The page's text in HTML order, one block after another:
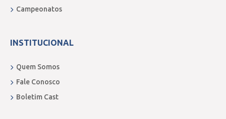
Campeonatos
INSTITUCIONAL
Quem Somos
Fale Conosco
Boletim Cast